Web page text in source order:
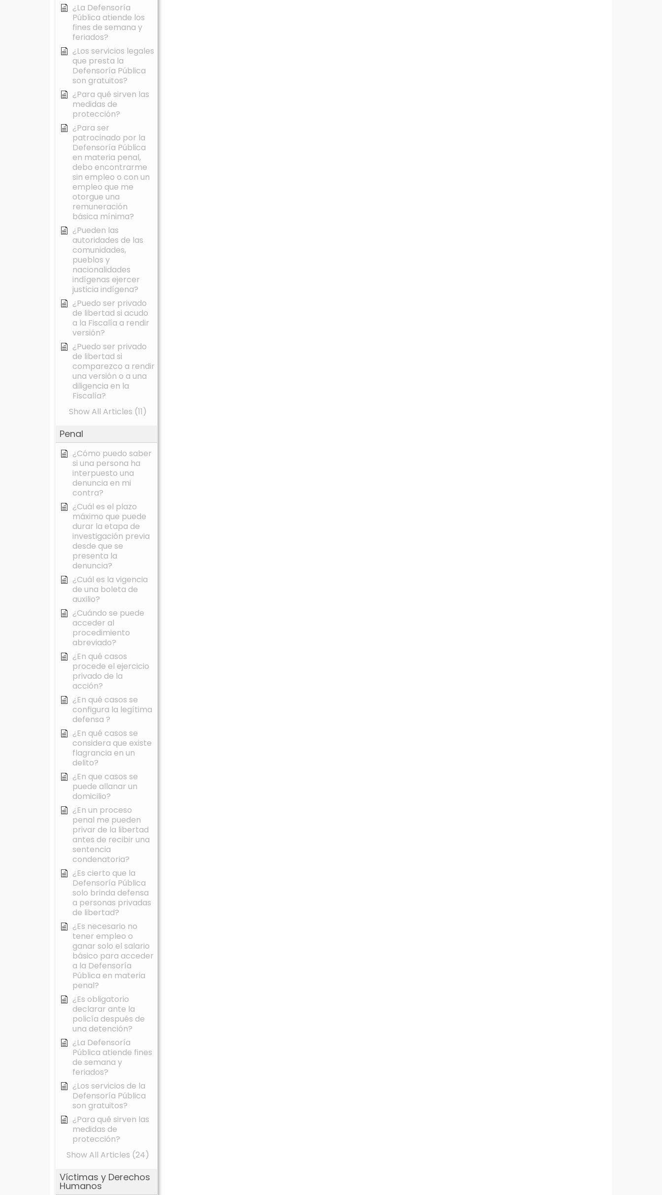
¿La Defensoría
Pública atiende los
fines de semana y
feriados?
¿Los servicios legales
que presta la
Defensoría Pública
son gratuitos?
¿Para qué sirven las
medidas de
protección?
¿Para ser
patrocinado por la
Defensoría Pública
en materia penal,
debo encontrarme
sin empleo o con un
empleo que me
otorgue una
remuneración
básica mínima?
¿Pueden las
autoridades de las
comunidades,
pueblos y
nacionalidades
indígenas ejercer
justicia indígena?
¿Puedo ser privado
de libertad si acudo
a la Fiscalía a rendir
versión?
¿Puedo ser privado
de libertad si
comparezco a rendir
una versión o a una
diligencia en la
Fiscalía?
Show All Articles (11)
Penal
¿Cómo puedo saber
si una persona ha
interpuesto una
denuncia en mi
contra?
¿Cuál es el plazo
máximo que puede
durar la etapa de
investigación previa
desde que se
presenta la
denuncia?
¿Cuál es la vigencia
de una boleta de
auxilio?
¿Cuándo se puede
acceder al
procedimiento
abreviado?
¿En qué casos
procede el ejercicio
privado de la
acción?
¿En qué casos se
configura la legítima
defensa ?
¿En qué casos se
considera que existe
flagrancia en un
delito?
¿En que casos se
puede allanar un
domicilio?
¿En un proceso
penal me pueden
privar de la libertad
antes de recibir una
sentencia
condenatoria?
¿Es cierto que la
Defensoría Pública
solo brinda defensa
a personas privadas
de libertad?
¿Es necesario no
tener empleo o
ganar solo el salario
básico para acceder
a la Defensoría
Pública en materia
penal?
¿Es obligatorio
declarar ante la
policía después de
una detención?
¿La Defensoría
Pública atiende fines
de semana y
feriados?
¿Los servicios de la
Defensoría Pública
son gratuitos?
¿Para qué sirven las
medidas de
protección?
Show All Articles (24)
Víctimas y Derechos
Humanos